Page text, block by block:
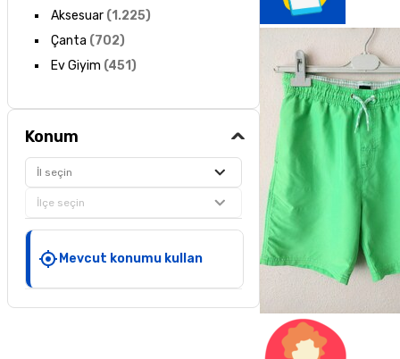
Aksesuar(1.225)
Çanta (702)
Ev Giyim (451)
Konum
İl seçin
İlçe seçin
Mevcut konumu kullan